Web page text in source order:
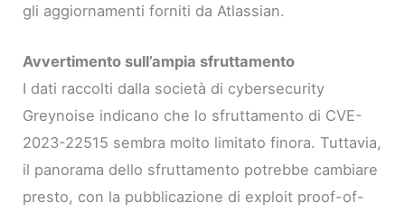
gli aggiornamenti forniti da Atlassian.
Avvertimento sull’ampia sfruttamento
I dati raccolti dalla società di cybersecurity
Greynoise indicano che lo sfruttamento di CVE-
2023-22515 sembra molto limitato finora. Tuttavia,
il panorama dello sfruttamento potrebbe cambiare
presto, con la pubblicazione di exploit proof-of-